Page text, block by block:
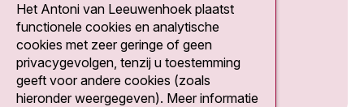
Social media
Het Antoni van Leeuwenhoek plaatst
functionele cookies en analytische
cookies met zeer geringe of geen
privacygevolgen, tenzij u toestemming
geeft voor andere cookies (zoals
hieronder weergegeven). Meer informatie